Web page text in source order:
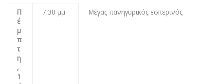
Π
έ
μ
π
τ
η
,
1
7:30 μμ Μέγας πανηγυρικός εσπερινός